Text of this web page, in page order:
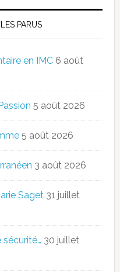
PARUS
en IMC 6 août
5 août 2026
5 août 2026
3 août 2026
Saget 31 juillet
sécurité… 30 juillet